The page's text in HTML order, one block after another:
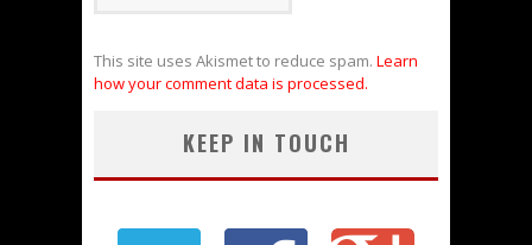
This site uses Akismet to reduce spam. Learn
how your comment data is processed.
KEEP IN TOUCH